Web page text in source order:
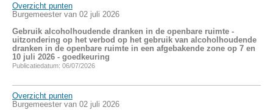
Overzicht punten
Burgemeester van 02 juli 2026
Gebruik alcoholhoudende dranken in de openbare ruimte -
uitzondering op het verbod op het gebruik van alcoholhoudende
dranken in de openbare ruimte in een afgebakende zone op 7 en
10 juli 2026 - goedkeuring
Publicatiedatum: 06/07/2026
Overzicht punten
Burgemeester van 02 juli 2026